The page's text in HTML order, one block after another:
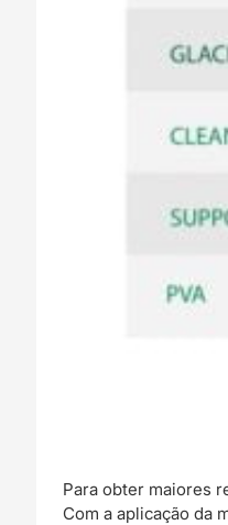
Para obter maiores
Com a aplicação da